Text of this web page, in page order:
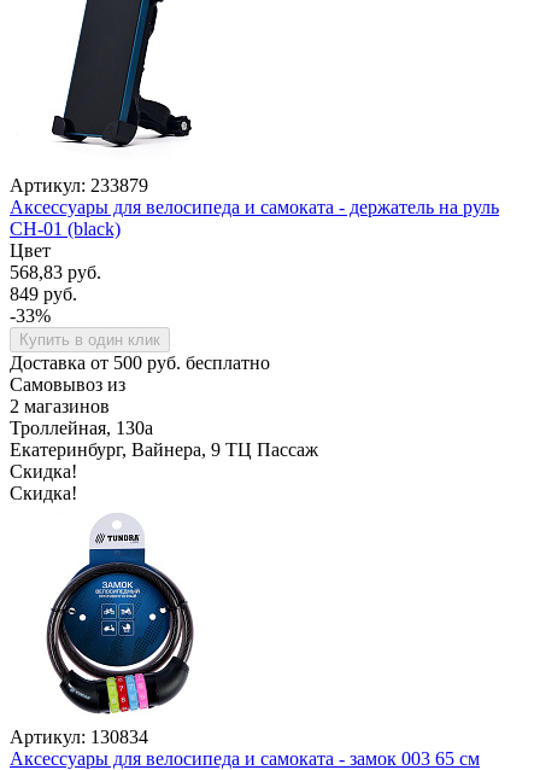
Артикул: 233879
Аксессуары для велосипеда и самоката - держатель на руль
CH-01 (black)
Цвет
568,83 руб.
849 руб.
-33%
Купить в один клик
Доставка от 500 руб. бесплатно
Самовывоз из
2 магазинов
Троллейная, 130а
Екатеринбург, Вайнера, 9 ТЦ Пассаж
Скидка!
Скидка!
Артикул: 130834
Аксессуары для велосипеда и самоката - замок 003 65 см